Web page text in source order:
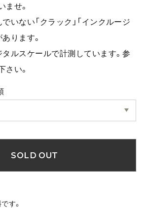
ませ。
いない「クラック」「インクルージ
ります。
ルスケールで計測しています。参
さい。
SOLD OUT
です。